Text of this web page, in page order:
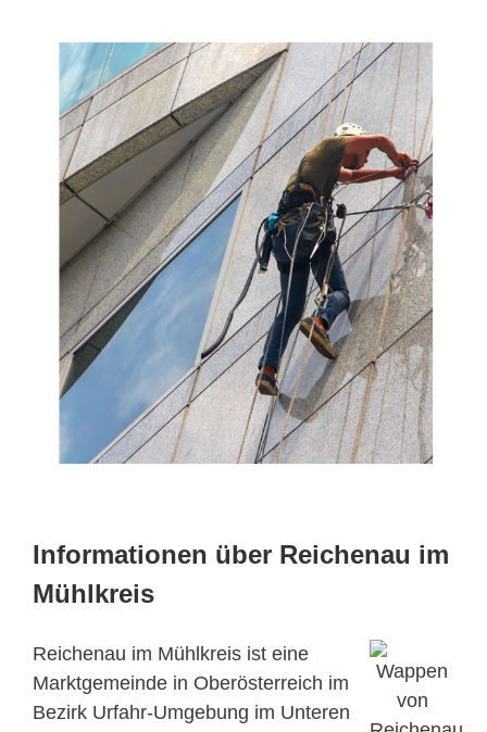
Informationen über Reichenau im
Mühlkreis
Reichenau im Mühlkreis ist eine
Marktgemeinde in Oberösterreich im
Bezirk Urfahr-Umgebung im Unteren